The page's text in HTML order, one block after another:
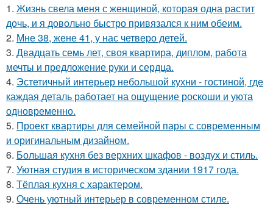
1. Жизнь свела меня с женщиной, которая одна растит
дочь, и я довольно быстро привязался к ним обеим.
2. Мне 38, жене 41, у нас четверо детей.
3. Двадцать семь лет, своя квартира, диплом, работа
мечты и предложение руки и сердца.
4. Эстетичный интерьер небольшой кухни - гостиной, где
каждая деталь работает на ощущение роскоши и уюта
одновременно.
5. Проект квартиры для семейной пары с современным
и оригинальным дизайном.
6. Большая кухня без верхних шкафов - воздух и стиль.
7. Уютная студия в историческом здании 1917 года.
8. Тёплая кухня с характером.
9. Очень уютный интерьер в современном стиле.